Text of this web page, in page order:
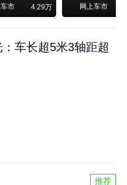
市 4.29万 网上车市
车长超5米3轴距超
推荐